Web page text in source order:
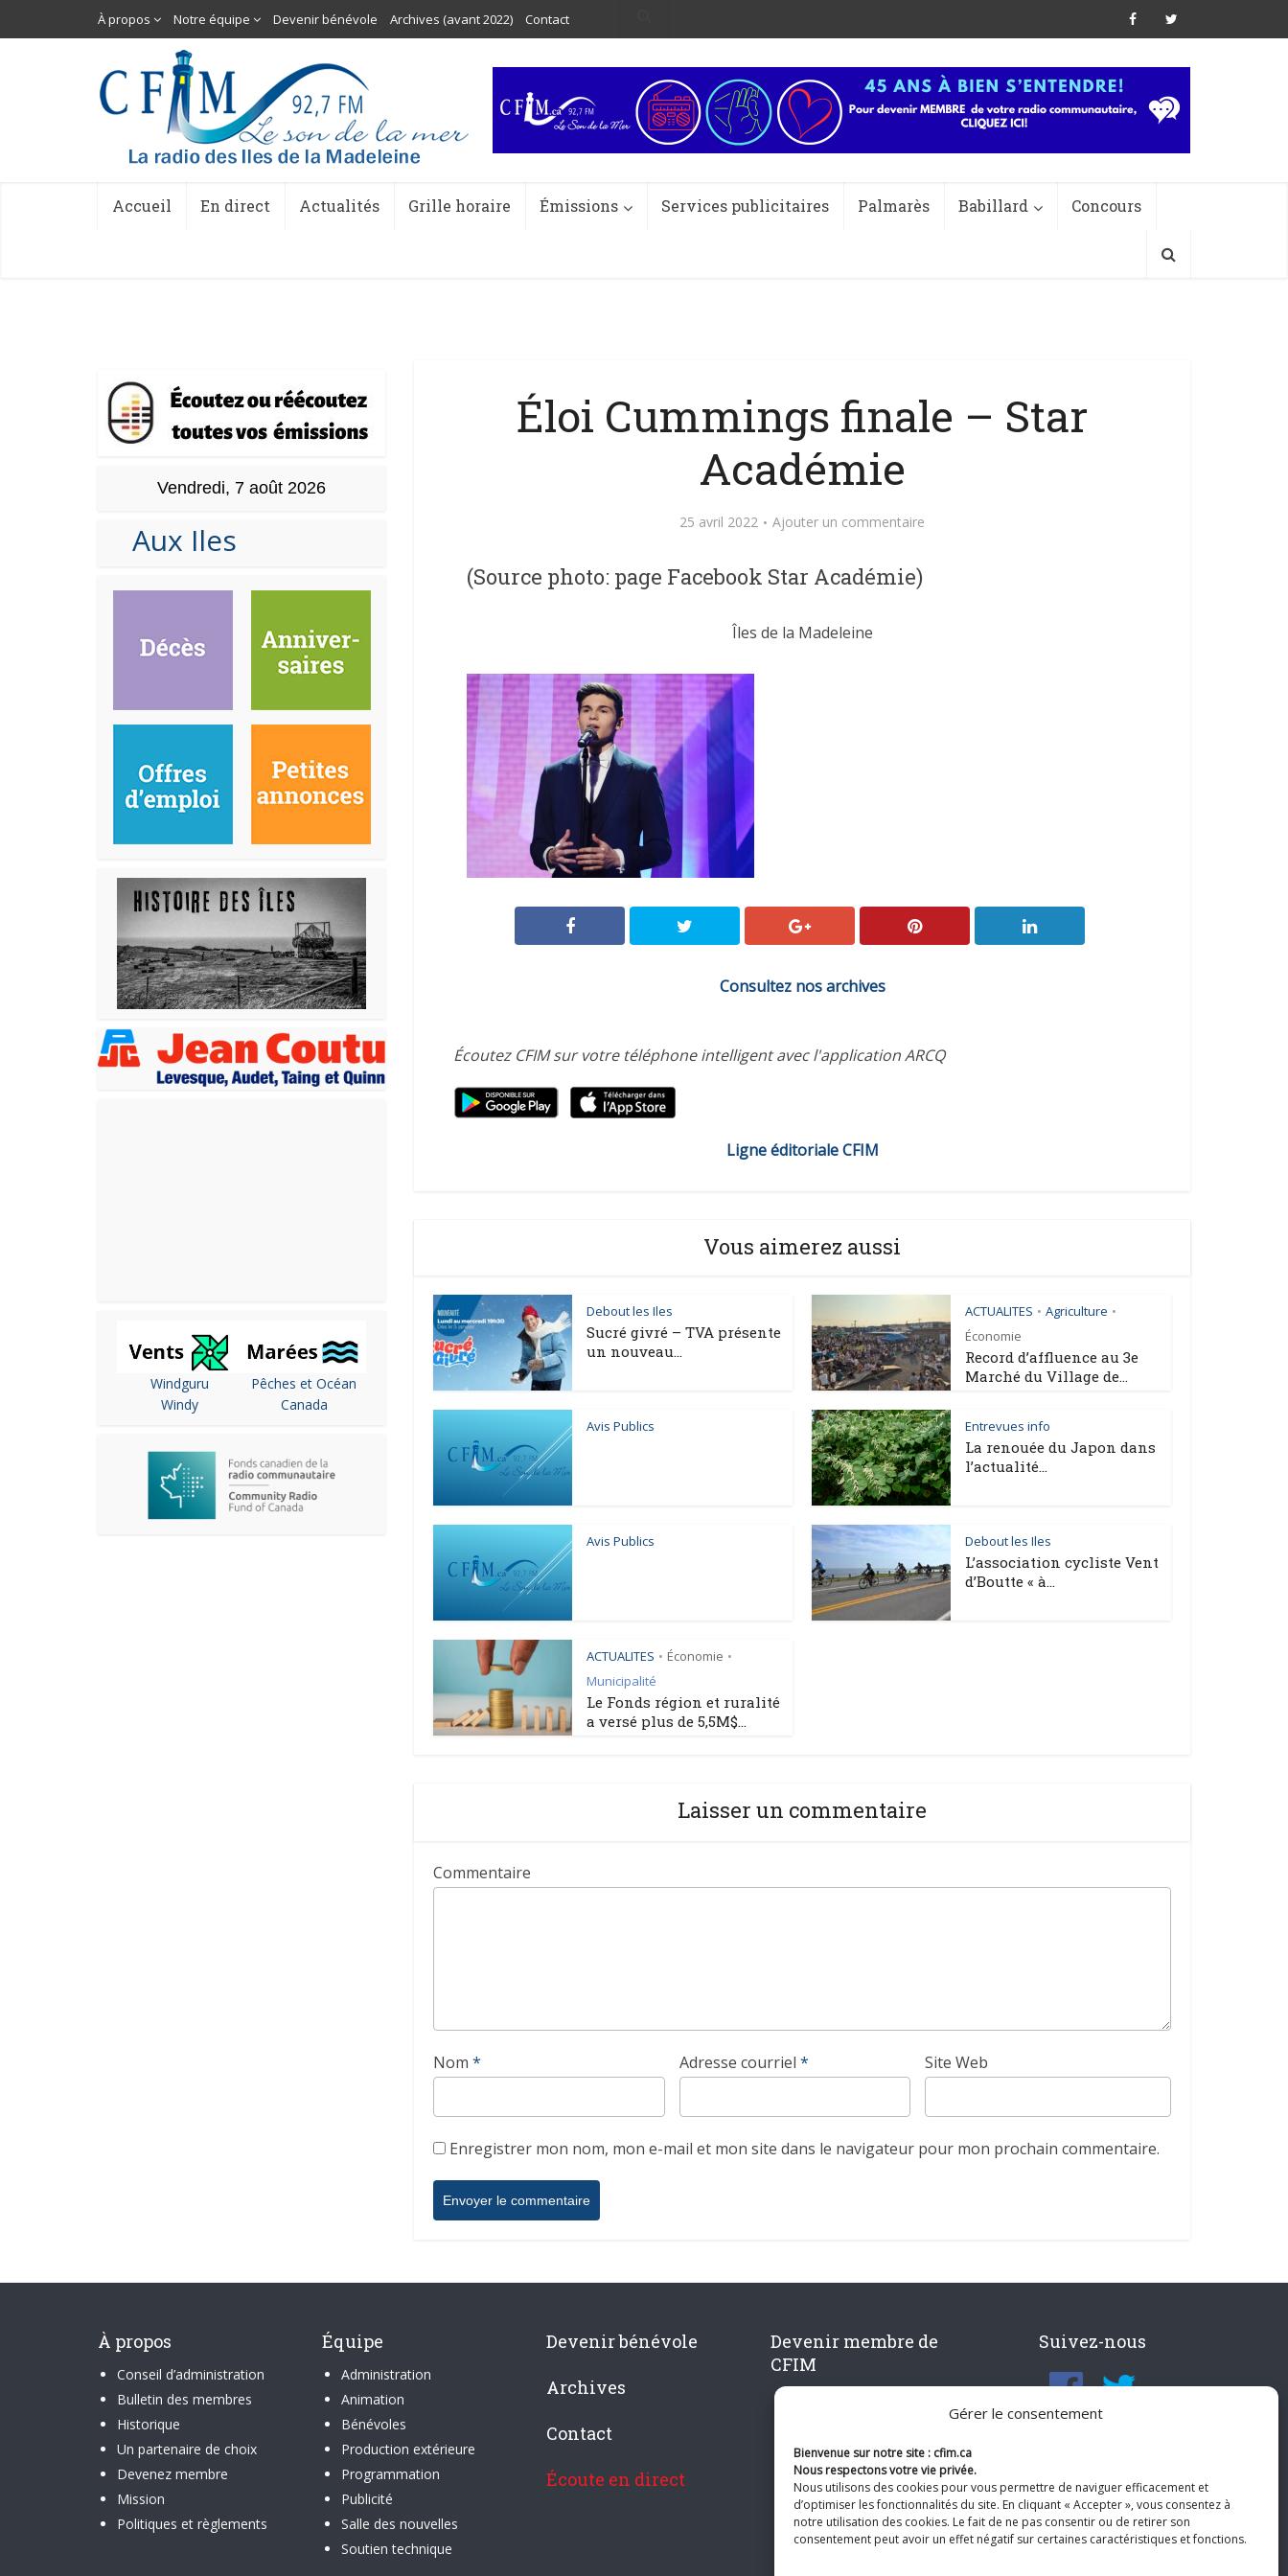
Gérer le consentement
Bienvenue sur notre site : cfim.ca
Nous respectons votre vie privée.
Nous utilisons des cookies pour vous permettre de naviguer efficacement et
d’optimiser les fonctionnalités du site. En cliquant « Accepter », vous consentez à
notre utilisation des cookies. Le fait de ne pas consentir ou de retirer son
consentement peut avoir un effet négatif sur certaines caractéristiques et fonctions.
À propos Notre équipe Devenir bénévole Archives (avant 2022) Contact
Accueil En direct Actualités Grille horaire Émissions Services publicitaires Palmarès Babillard Concours
Vendredi, 7 août 2026
Aux Iles
Windguru
Windy
Pêches et Océan
Canada
Éloi Cummings finale – Star
Académie
25 avril 2022 Ajouter un commentaire
(Source photo: page Facebook Star Académie)
Îles de la Madeleine
Consultez nos archives
Écoutez CFIM sur votre téléphone intelligent avec l'application ARCQ
Ligne éditoriale CFIM
Vous aimerez aussi
Debout les Iles
Sucré givré – TVA présente
un nouveau...
ACTUALITES • Agriculture •
Économie
Record d’affluence au 3e
Marché du Village de...
Avis Publics Entrevues info
La renouée du Japon dans
l’actualité...
Avis Publics Debout les Iles
L’association cycliste Vent
d’Boutte « à...
ACTUALITES • Économie •
Municipalité
Le Fonds région et ruralité
a versé plus de 5,5M$...
Laisser un commentaire
Commentaire
Nom * Adresse courriel * Site Web
Enregistrer mon nom, mon e-mail et mon site dans le navigateur pour mon prochain commentaire.
À propos
Conseil d’administration
Bulletin des membres
Historique
Un partenaire de choix
Devenez membre
Mission
Politiques et règlements
Équipe
Administration
Animation
Bénévoles
Production extérieure
Programmation
Publicité
Salle des nouvelles
Soutien technique
Devenir bénévole
Archives
Contact
Écoute en direct
Devenir membre de
CFIM
Suivez-nous